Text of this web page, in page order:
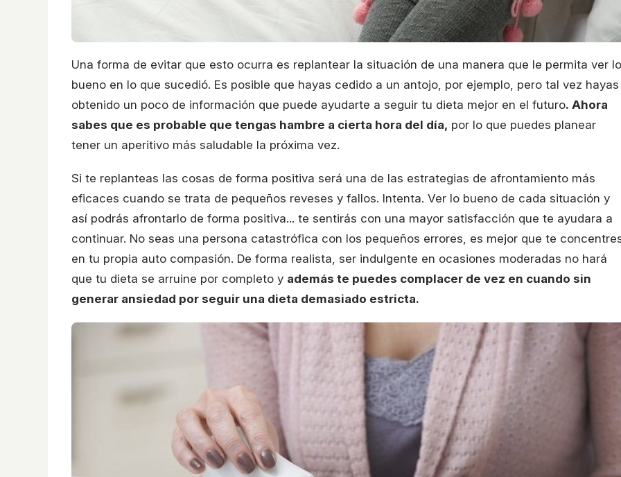
Una forma de evitar que esto ocurra es replantear la situación de una manera que le permita ver lo
bueno en lo que sucedió. Es posible que hayas cedido a un antojo, por ejemplo, pero tal vez hayas
obtenido un poco de información que puede ayudarte a seguir tu dieta mejor en el futuro. Ahora
sabes que es probable que tengas hambre a cierta hora del día, por lo que puedes planear
tener un aperitivo más saludable la próxima vez.
Si te replanteas las cosas de forma positiva será una de las estrategias de afrontamiento más
eficaces cuando se trata de pequeños reveses y fallos. Intenta. Ver lo bueno de cada situación y
así podrás afrontarlo de forma positiva... te sentirás con una mayor satisfacción que te ayudara a
continuar. No seas una persona catastrófica con los pequeños errores, es mejor que te
en tu propia auto compasión. De forma realista, ser indulgente en ocasiones moderadas no hará
que tu dieta se arruine por completo y además te puedes complacer de vez en cuando sin
generar ansiedad por seguir una dieta demasiado estricta.